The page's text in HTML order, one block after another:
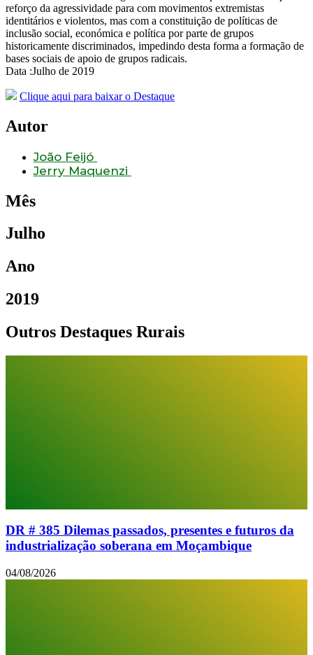
reforço da agressividade para com movimentos extremistas
identitários e violentos, mas com a constituição de políticas de
inclusão social, económica e política por parte de grupos
historicamente discriminados, impedindo desta forma a formação de
bases sociais de apoio de grupos radicais.
Data :Julho de 2019
Clique aqui para baixar o Destaque
Autor
João Feijó
Jerry Maquenzi
Mês
Julho
Ano
2019
Outros Destaques Rurais
DR # 385 Dilemas passados, presentes e futuros da
industrialização soberana em Moçambique
04/08/2026